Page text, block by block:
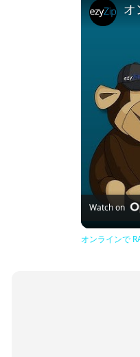
オ
Watch on
オンラインで